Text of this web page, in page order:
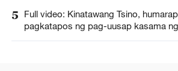
5
Full video: Kinatawang Tsino,
pagkatapos ng pag-uusap kasama